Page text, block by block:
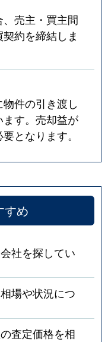
売主・買主間
約を締結しま
件の引き渡し
す。売却益が
となります。
すめ
社を探してい
場や状況につ
査定価格を相